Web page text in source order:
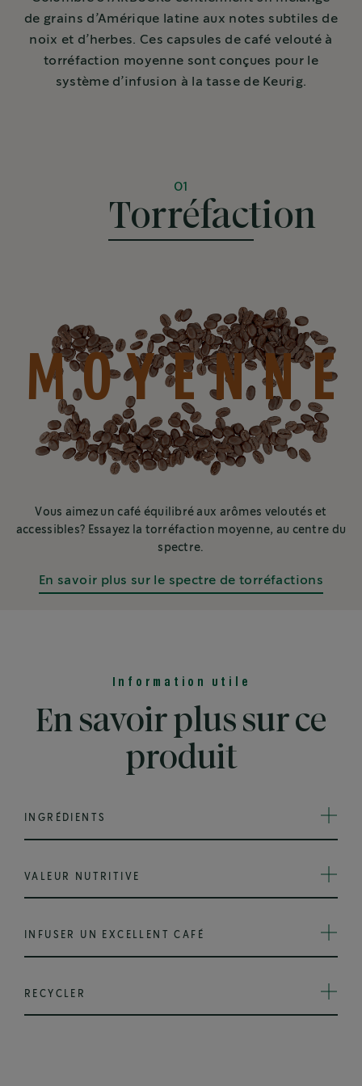
de grains d’Amérique latine aux notes subtiles de
noix et d’herbes. Ces capsules de café velouté à
torréfaction moyenne sont conçues pour le
système d’infusion à la tasse de Keurig.
01
Torréfaction
MOYENNE
Vous aimez un café équilibré aux arômes veloutés et
accessibles? Essayez la torréfaction moyenne, au centre du
spectre.
En savoir plus sur le spectre de torréfactions
Information utile
En savoir plus sur ce
produit
INGRÉDIENTS
VALEUR NUTRITIVE
INFUSER UN EXCELLENT CAFÉ
RECYCLER